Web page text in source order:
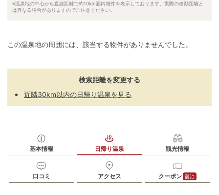
※温泉地の中心から直線距離で約10km圏内物件を表示しております。実際の移動距離と
は異なる場合がありますのでご注意ください。
この温泉地の周囲には、該当する物件がありませんでした。
検索距離を変更する
近隣30km以内の日帰り温泉を見る
基本情報 日帰り温泉 観光情報
口コミ アクセス クーポン 宿泊